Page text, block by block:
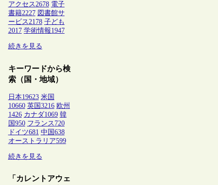
アクセス2678 電子
書籍2227 図書館サ
ービス2178 子ども
2017 学術情報1947
続きを見る
キーワードから検
索（国・地域）
日本19623 米国
10660 英国 3216 欧州
1426 カナダ1069 韓
国 950 フランス 720
ドイツ681 中国 638
オーストラリア599
続きを見る
「カレントアウェ